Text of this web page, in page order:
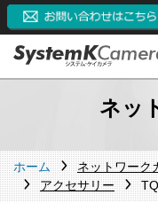
ネッ
ホーム ネットワーク
アクセサリー